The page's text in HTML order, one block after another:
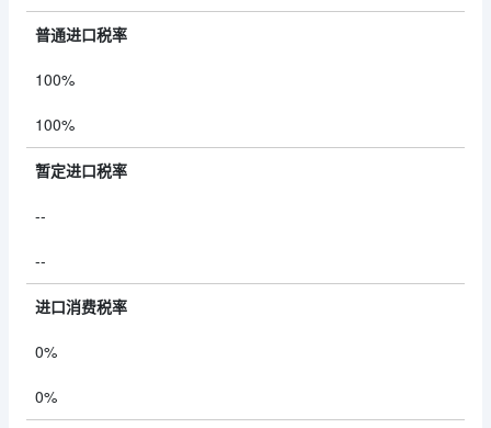
普通进口税率
100%
100%
暂定进口税率
--
--
进口消费税率
0%
0%